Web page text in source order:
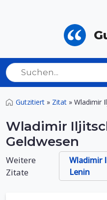
Gutzitiert » Zitat » Wladimir
Wladimir
Geldwesen
Weitere
Zitate
Wladimir
Lenin